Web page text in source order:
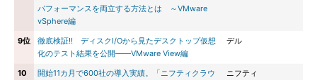
パフォーマンスを両立する方法とは ～VMware
vSphere編
9位
徹底検証!! ディスクI/Oから見たデスクトップ仮想
化のテスト結果を公開――VMware View編
デル
10
開始11カ月で600社の導入実績。「ニフティクラウ
ニフティ